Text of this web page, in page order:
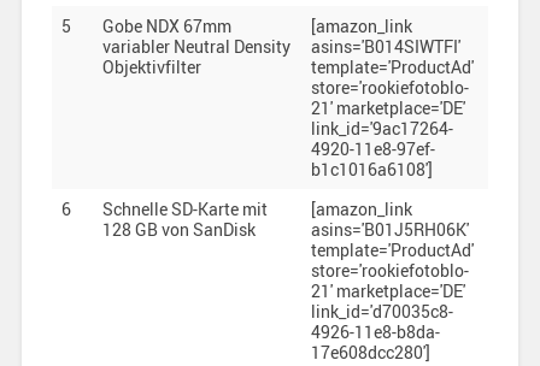
5
Gobe NDX 67mm
variabler Neutral Density
Objektivfilter
[amazon_link
asins='B014SIWTFI'
template='ProductAd'
store='rookiefotoblo-
21' marketplace='DE'
link_id='9ac17264-
4920-11e8-97ef-
b1c1016a6108']
6
Schnelle SD-Karte mit
128 GB von SanDisk
[amazon_link
asins='B01J5RH06K'
template='ProductAd'
store='rookiefotoblo-
21' marketplace='DE'
link_id='d70035c8-
4926-11e8-b8da-
17e608dcc280']